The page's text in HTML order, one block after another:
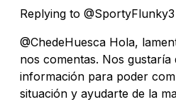
Replying to @SportyFlunky3
@ChedeHuesca Hola,
nos comentas. Nos
información para poder
situación y ayudarte de la